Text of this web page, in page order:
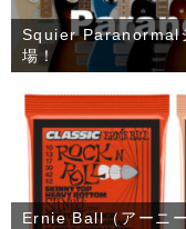
Squier Paranormal
場！
Ernie Ball（アーニ